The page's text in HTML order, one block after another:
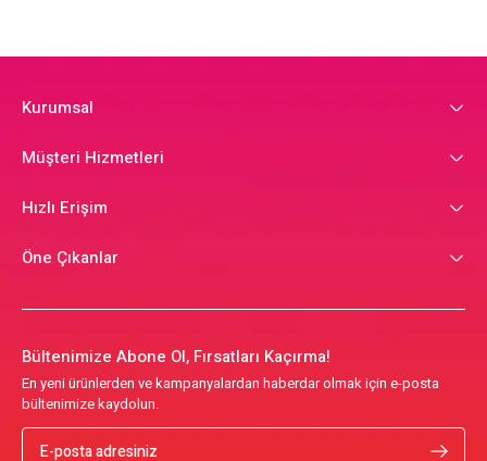
Kurumsal
Müşteri Hizmetleri
Hızlı Erişim
Öne Çıkanlar
Bültenimize Abone Ol, Fırsatları Kaçırma!
En yeni ürünlerden ve kampanyalardan haberdar olmak için e-posta
bültenimize kaydolun.